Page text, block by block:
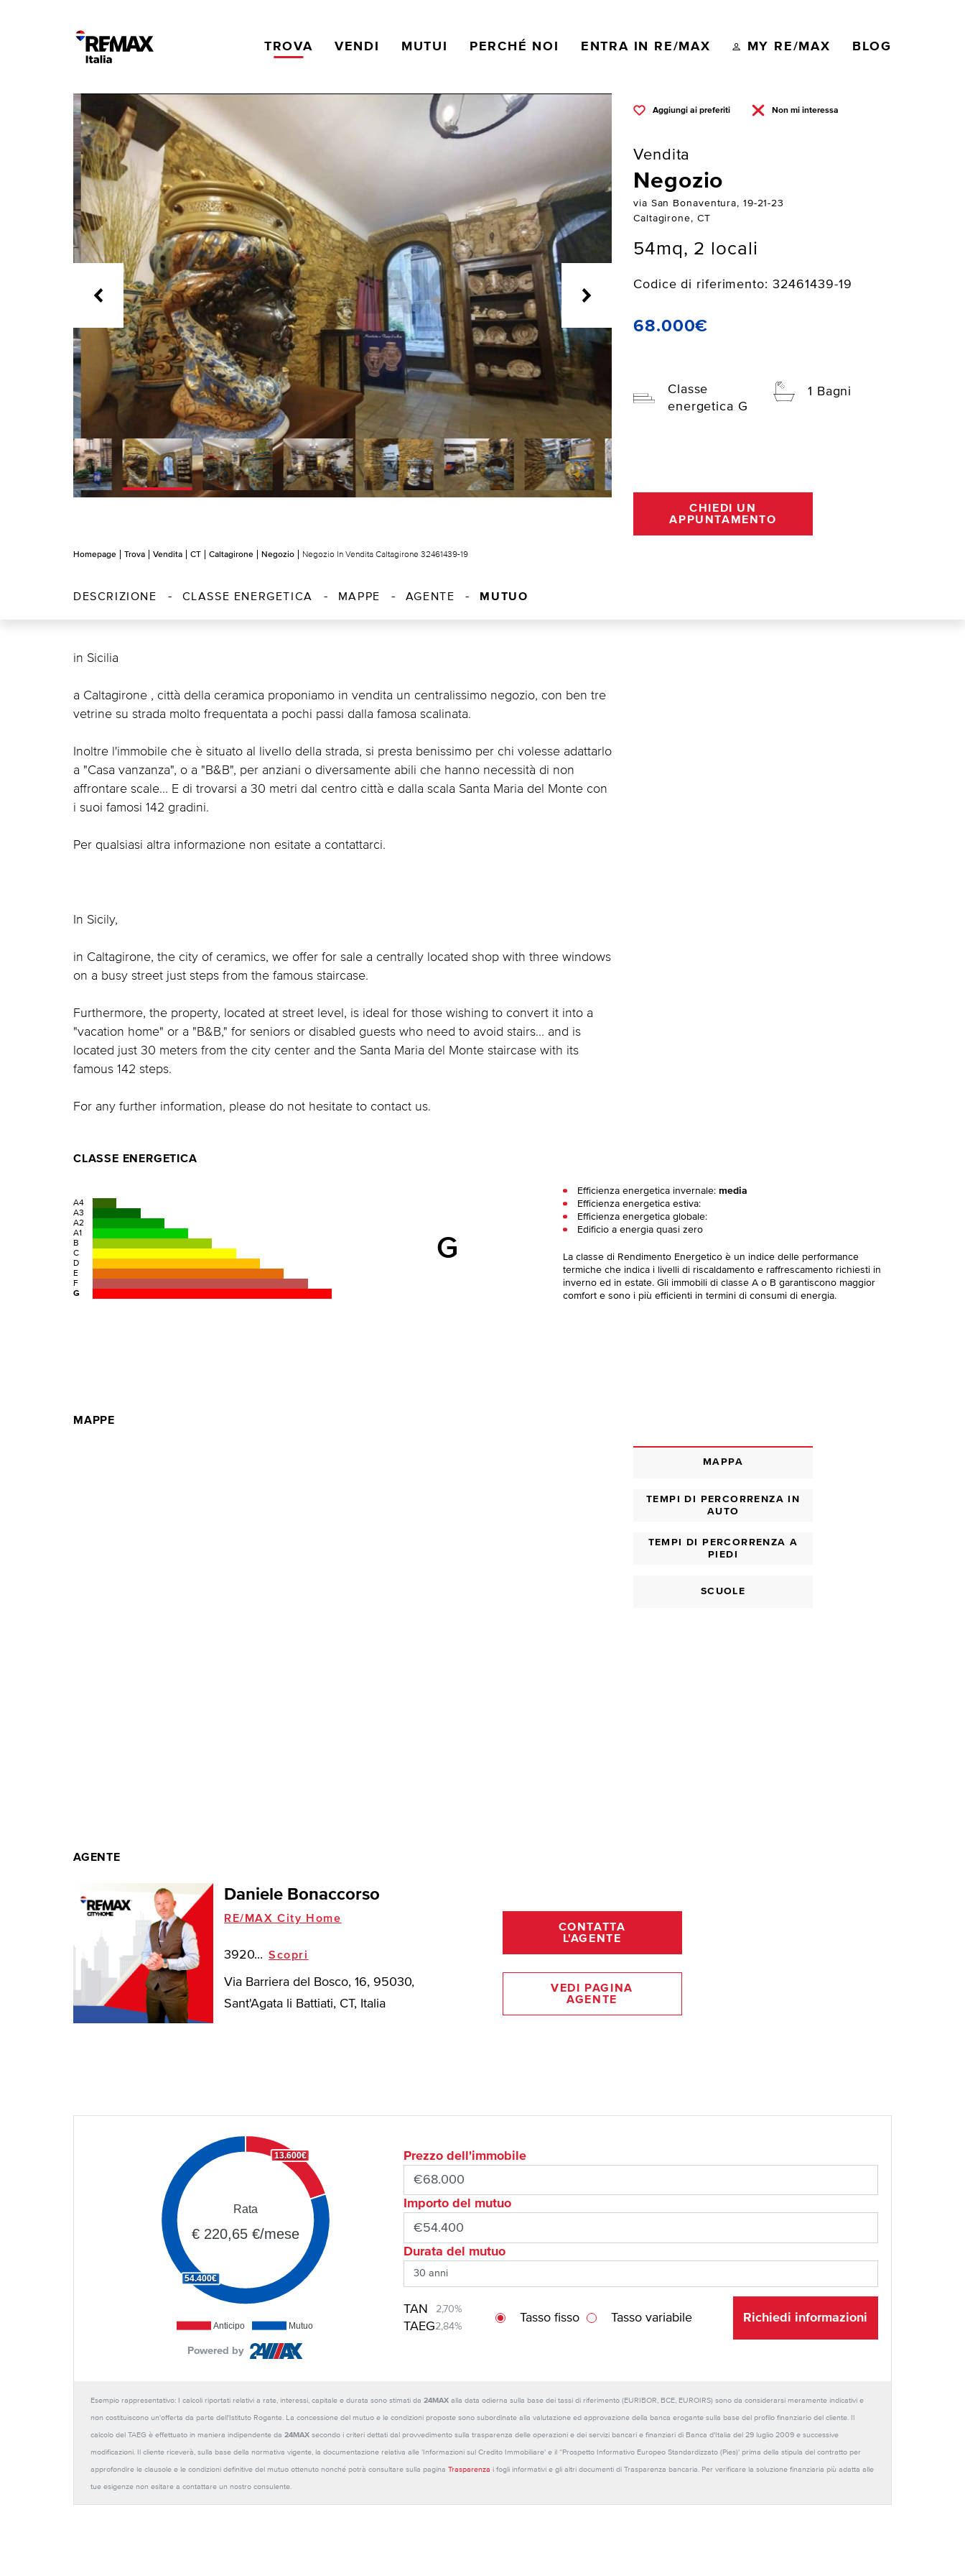
TROVA VENDI MUTUI PERCHÉ NOI ENTRA IN RE/MAX MY RE/MAX BLOG
Aggiungi ai preferiti Non mi interessa
Vendita
Negozio
via San Bonaventura, 19-21-23
Caltagirone, CT
54mq, 2 locali
Codice di riferimento: 32461439-19
68.000€
Classe
energetica G
1 Bagni
CHIEDI UN
APPUNTAMENTO
Homepage Trova Vendita CT Caltagirone Negozio Negozio In Vendita Caltagirone 32461439-19
DESCRIZIONE CLASSE ENERGETICA MAPPE AGENTE MUTUO
in Sicilia
a Caltagirone , città della ceramica proponiamo in vendita un centralissimo negozio, con ben tre
vetrine su strada molto frequentata a pochi passi dalla famosa scalinata.
Inoltre l'immobile che è situato al livello della strada, si presta benissimo per chi volesse adattarlo
a "Casa vanzanza", o a "B&B", per anziani o diversamente abili che hanno necessità di non
affrontare scale... E di trovarsi a 30 metri dal centro città e dalla scala Santa Maria del Monte con
i suoi famosi 142 gradini.
Per qualsiasi altra informazione non esitate a contattarci.
In Sicily,
in Caltagirone, the city of ceramics, we offer for sale a centrally located shop with three windows
on a busy street just steps from the famous staircase.
Furthermore, the property, located at street level, is ideal for those wishing to convert it into a
"vacation home" or a "B&B," for seniors or disabled guests who need to avoid stairs... and is
located just 30 meters from the city center and the Santa Maria del Monte staircase with its
famous 142 steps.
For any further information, please do not hesitate to contact us.
CLASSE ENERGETICA
A4
A3
A2
A1
B
C
D
E
F
G
G
Efficienza energetica invernale:media
Efficienza energetica estiva:
Efficienza energetica globale:
Edificio a energia quasi zero
La classe di Rendimento Energetico è un indice delle performance
termiche che indica i livelli di riscaldamento e raffrescamento richiesti in
inverno ed in estate. Gli immobili di classe A o B garantiscono maggior
comfort e sono i più efficienti in termini di consumi di energia.
MAPPE
MAPPA
TEMPI DI PERCORRENZA IN
AUTO
TEMPI DI PERCORRENZA A
PIEDI
SCUOLE
AGENTE
Daniele Bonaccorso
RE/MAX City Home
3920... Scopri
Via Barriera del Bosco, 16, 95030,
Sant'Agata li Battiati, CT, Italia
CONTATTA
L'AGENTE
VEDI PAGINA
AGENTE
Anticipo Mutuo
13.600€
54.400€
Rata
€ 220,65 €/mese
Powered by
Prezzo dell'immobile
Importo del mutuo
Durata del mutuo
TAN 2,70%
TAEG2,84%
Tasso fisso Tasso variabile Richiedi informazioni
Esempio rappresentativo: I calcoli riportati relativi a rate, interessi, capitale e durata sono stimati da 24MAXalla data odierna sulla base dei tassi di riferimento (EURIBOR, BCE, EUROIRS) sono da considerarsi meramente indicativi e
non costituiscono un'offerta da parte dell'Istituto Rogante. La concessione del mutuo e le condizioni proposte sono subordinate alla valutazione ed approvazione della banca erogante sulla base del profilo finanziario del cliente. Il
calcolo del TAEG è effettuato in maniera indipendente da 24MAXsecondo i criteri dettati dal provvedimento sulla trasparenza delle operazioni e dei servizi bancari e finanziari di Banca d'Italia del 29 luglio 2009 e successive
modificazioni. Il cliente riceverà, sulla base della normativa vigente, la documentazione relativa alle 'Informazioni sul Credito Immobiliare' e il “Prospetto Informativo Europeo Standardizzato (Pies)' prima della stipula del contratto per
approfondire le clausole e le condizioni definitive del mutuo ottenuto nonché potrà consultare sulla pagina Trasparenza i fogli informativi e gli altri documenti di Trasparenza bancaria. Per verificare la soluzione finanziaria più adatta alle
tue esigenze non esitare a contattare un nostro consulente.